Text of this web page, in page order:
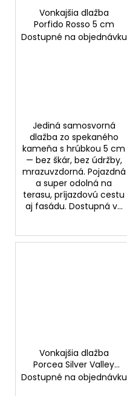
Vonkajšia dlažba
Porfido Rosso 5 cm
Dostupné na objednávku
Jediná samosvorná
dlažba zo spekaného
kameňa s hrúbkou 5 cm
— bez škár, bez údržby,
mrazuvzdorná. Pojazdná
a super odolná na
terasu, príjazdovú cestu
aj fasádu. Dostupná v...
Vonkajšia dlažba
Porcea Silver Valley
60×90 cm
Dostupné na objednávku